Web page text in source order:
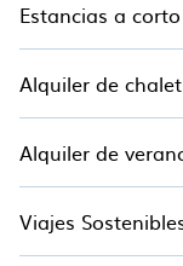
Estancias a
Alquiler de
Alquiler de
Viajes